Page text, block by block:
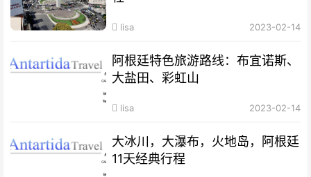
lisa 2023-02-14
阿根廷特色旅游路线：布宜诺斯、
大盐田、彩虹山
lisa 2023-02-14
大冰川，大瀑布，火地岛，阿根廷
11天经典行程